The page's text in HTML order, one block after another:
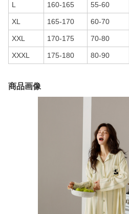
L 160-165 55-60
XL 165-170 60-70
XXL 170-175 70-80
XXXL 175-180 80-90
商品画像